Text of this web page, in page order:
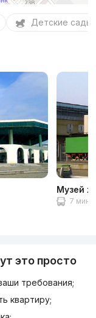
Детские сады
Музей
7 мин
это просто
требования;
квартиру;